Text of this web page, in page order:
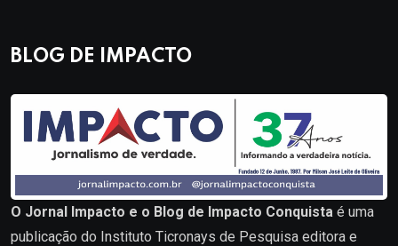
BLOG DE IMPACTO
O Jornal Impacto e o Blog de Impacto Conquista é uma
publicação do Instituto Ticronays de Pesquisa editora e